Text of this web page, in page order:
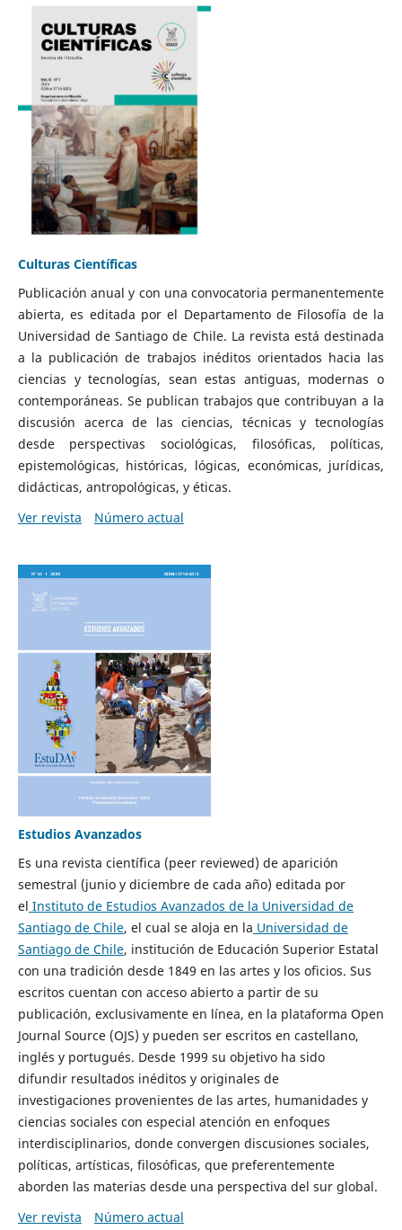
Culturas Científicas
Publicación anual y con una convocatoria permanentemente
abierta, es editada por el Departamento de Filosofía de la
Universidad de Santiago de Chile. La revista está destinada
a la publicación de trabajos inéditos orientados hacia las
ciencias y tecnologías, sean estas antiguas, modernas o
contemporáneas. Se publican trabajos que contribuyan a la
discusión acerca de las ciencias, técnicas y tecnologías
desde perspectivas sociológicas, filosóficas, políticas,
epistemológicas, históricas, lógicas, económicas, jurídicas,
didácticas, antropológicas, y éticas.
Ver revista
Número actual
Estudios Avanzados
Es una revista científica (peer reviewed) de aparición
semestral (junio y diciembre de cada año) editada por
el Instituto de Estudios Avanzados de la Universidad de
Santiago de Chile, el cual se aloja en la Universidad de
Santiago de Chile, institución de Educación Superior Estatal
con una tradición desde 1849 en las artes y los oficios. Sus
escritos cuentan con acceso abierto a partir de su
publicación, exclusivamente en línea, en la plataforma Open
Journal Source (OJS) y pueden ser escritos en castellano,
inglés y portugués. Desde 1999 su objetivo ha sido
difundir resultados inéditos y originales de
investigaciones provenientes de las artes, humanidades y
ciencias sociales con especial atención en enfoques
interdisciplinarios, donde convergen discusiones sociales,
políticas, artísticas, filosóficas, que preferentemente
aborden las materias desde una perspectiva del sur global.
Ver revista
Número actual